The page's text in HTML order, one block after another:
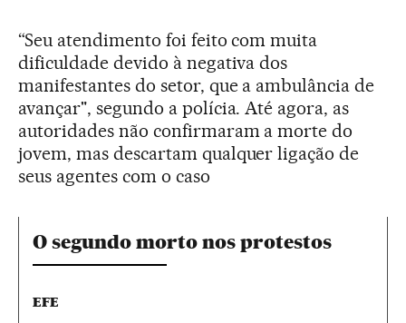
“Seu atendimento foi feito com muita
dificuldade devido à negativa dos
manifestantes do setor, que a ambulância de
avançar", segundo a polícia. Até agora, as
autoridades não confirmaram a morte do
jovem, mas descartam qualquer ligação de
seus agentes com o caso
O segundo morto nos protestos
EFE